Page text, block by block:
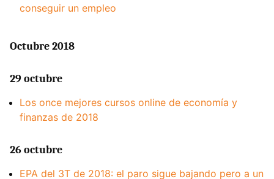
conseguir un empleo
Octubre 2018
29 octubre
Los once mejores cursos online de economía y
finanzas de 2018
26 octubre
EPA del 3T de 2018: el paro sigue bajando pero a un